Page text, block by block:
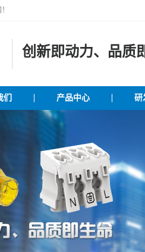
创新即动力、品质
们 产品中心 研